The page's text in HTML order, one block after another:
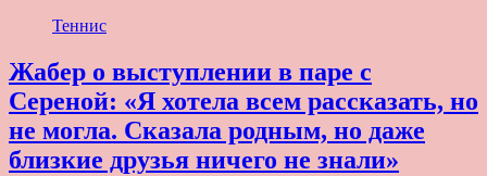
Теннис
Жабер о выступлении в паре с
Сереной: «Я хотела всем рассказать, но
не могла. Сказала родным, но даже
близкие друзья ничего не знали»